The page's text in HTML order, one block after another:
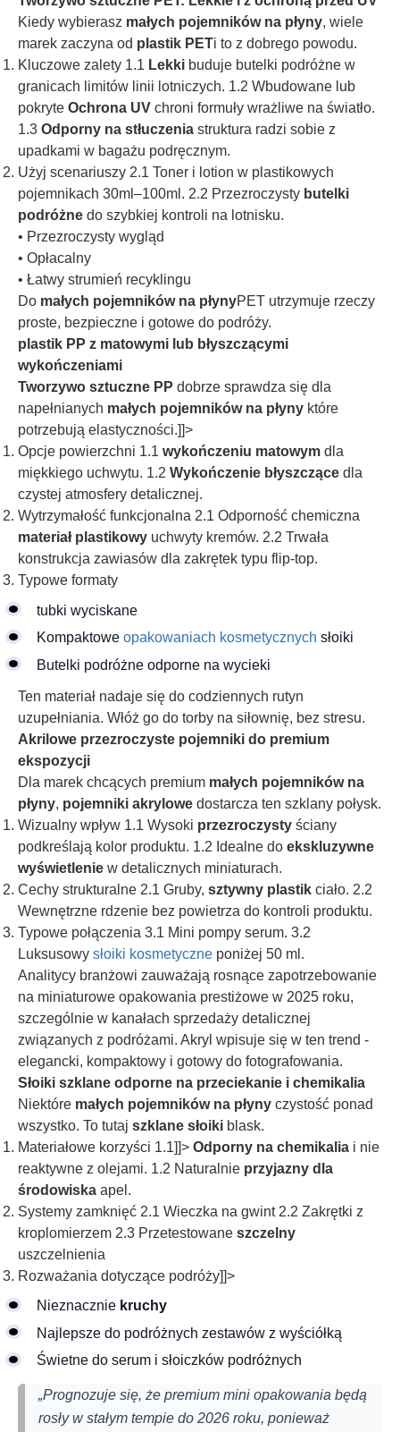
Kiedy wybierasz małych pojemników na płyny, wiele
marek zaczyna od plastik PETi to z dobrego powodu.
Kluczowe zalety 1.1 Lekki buduje butelki podróżne w
granicach limitów linii lotniczych. 1.2 Wbudowane lub
pokryte Ochrona UV chroni formuły wrażliwe na światło.
1.3 Odporny na stłuczenia struktura radzi sobie z
upadkami w bagażu podręcznym.
Użyj scenariuszy 2.1 Toner i lotion w plastikowych
pojemnikach 30ml–100ml. 2.2 Przezroczysty butelki
podróżne do szybkiej kontroli na lotnisku.
• Przezroczysty wygląd
• Opłacalny
• Łatwy strumień recyklingu
Do małych pojemników na płynyPET utrzymuje rzeczy
proste, bezpieczne i gotowe do podróży.
plastik PP z matowymi lub błyszczącymi
wykończeniami
Tworzywo sztuczne PP dobrze sprawdza się dla
napełnianych małych pojemników na płyny które
potrzebują elastyczności.]]>
Opcje powierzchni 1.1 wykończeniu matowym dla
miękkiego uchwytu. 1.2 Wykończenie błyszczące dla
czystej atmosfery detalicznej.
Wytrzymałość funkcjonalna 2.1 Odporność chemiczna
materiał plastikowy uchwyty kremów. 2.2 Trwała
konstrukcja zawiasów dla zakrętek typu flip-top.
Typowe formaty
tubki wyciskane
Kompaktowe opakowaniach kosmetycznych słoiki
Butelki podróżne odporne na wycieki
Ten materiał nadaje się do codziennych rutyn
uzupełniania. Włóż go do torby na siłownię, bez stresu.
Akrilowe przezroczyste pojemniki do premium
ekspozycji
Dla marek chcących premium małych pojemników na
płyny, pojemniki akrylowe dostarcza ten szklany połysk.
Wizualny wpływ 1.1 Wysoki przezroczysty ściany
podkreślają kolor produktu. 1.2 Idealne do ekskluzywne
wyświetlenie w detalicznych miniaturach.
Cechy strukturalne 2.1 Gruby, sztywny plastik ciało. 2.2
Wewnętrzne rdzenie bez powietrza do kontroli produktu.
Typowe połączenia 3.1 Mini pompy serum. 3.2
Luksusowy słoiki kosmetyczne poniżej 50 ml.
Analitycy branżowi zauważają rosnące zapotrzebowanie
na miniaturowe opakowania prestiżowe w 2025 roku,
szczególnie w kanałach sprzedaży detalicznej
związanych z podróżami. Akryl wpisuje się w ten trend -
elegancki, kompaktowy i gotowy do fotografowania.
Słoiki szklane odporne na przeciekanie i chemikalia
Niektóre małych pojemników na płyny czystość ponad
wszystko. To tutaj szklane słoiki blask.
Materiałowe korzyści 1.1]]> Odporny na chemikalia i nie
reaktywne z olejami. 1.2 Naturalnie przyjazny dla
środowiska apel.
Systemy zamknięć 2.1 Wieczka na gwint 2.2 Zakrętki z
kroplomierzem 2.3 Przetestowane szczelny
uszczelnienia
Rozważania dotyczące podróży]]>
Nieznacznie kruchy
Najlepsze do podróżnych zestawów z wyściółką
Świetne do serum i słoiczków podróżnych
„Prognozuje się, że premium mini opakowania będą
rosły w stałym tempie do 2026 roku, ponieważ